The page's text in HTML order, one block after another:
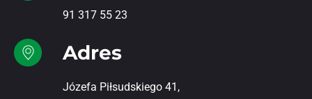
91 317 55 23
Adres
Józefa Piłsudskiego 41,